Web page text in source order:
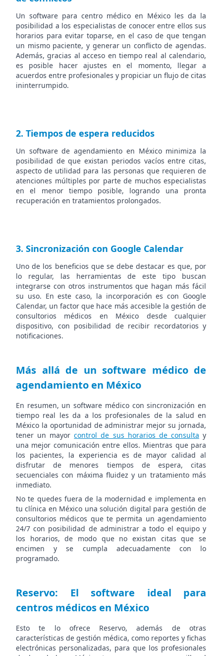
Un software para centro médico en México les da la
posibilidad a los especialistas de conocer entre ellos sus
horarios para evitar toparse, en el caso de que tengan
un mismo paciente, y generar un conflicto de agendas.
Además, gracias al acceso en tiempo real al calendario,
es posible hacer ajustes en el momento, llegar a
acuerdos entre profesionales y propiciar un flujo de citas
ininterrumpido.
2. Tiempos de espera reducidos
Un software de agendamiento en México minimiza la
posibilidad de que existan periodos vacíos entre citas,
aspecto de utilidad para las personas que requieren de
atenciones múltiples por parte de muchos especialistas
en el menor tiempo posible, logrando una pronta
recuperación en tratamientos prolongados.
3. Sincronización con Google Calendar
Uno de los beneficios que se debe destacar es que, por
lo regular, las herramientas de este tipo buscan
integrarse con otros instrumentos que hagan más fácil
su uso. En este caso, la incorporación es con Google
Calendar, un factor que hace más accesible la gestión de
consultorios médicos en México desde cualquier
dispositivo, con posibilidad de recibir recordatorios y
notificaciones.
Más allá de un software médico de
agendamiento en México
En resumen, un software médico con sincronización en
tiempo real les da a los profesionales de la salud en
México la oportunidad de administrar mejor su jornada,
tener un mayorcontrol de sus horarios de consulta y
una mejor comunicación entre ellos. Mientras que para
los pacientes, la experiencia es de mayor calidad al
disfrutar de menores tiempos de espera, citas
secuenciales con máxima fluidez y un tratamiento más
inmediato.
No te quedes fuera de la modernidad e implementa en
tu clínica en México una solución digital para gestión de
consultorios médicos que te permita un agendamiento
24/7 con posibilidad de administrar a todo el equipo y
los horarios, de modo que no existan citas que se
encimen y se cumpla adecuadamente con lo
programado.
Reservo: El software ideal para
centros médicos en México
Esto te lo ofrece Reservo, además de otras
características de gestión médica, como reportes y fichas
electrónicas personalizadas, para que los profesionales